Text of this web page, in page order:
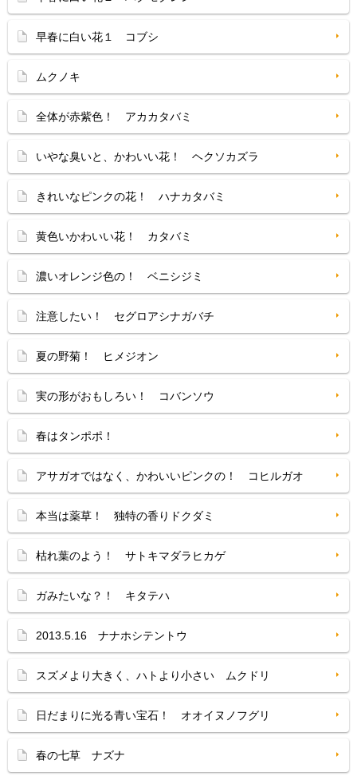
早春に白い花１ コブシ
ムクノキ
全体が赤紫色！ アカカタバミ
いやな臭いと、かわいい花！ ヘクソカズラ
きれいなピンクの花！ ハナカタバミ
黄色いかわいい花！ カタバミ
濃いオレンジ色の！ ベニシジミ
注意したい！ セグロアシナガバチ
夏の野菊！ ヒメジオン
実の形がおもしろい！ コバンソウ
春はタンポポ！
アサガオではなく、かわいいピンクの！ コヒルガオ
本当は薬草！ 独特の香りドクダミ
枯れ葉のよう！ サトキマダラヒカゲ
ガみたいな？！ キタテハ
2013.5.16 ナナホシテントウ
スズメより大きく、ハトより小さい ムクドリ
日だまりに光る青い宝石！ オオイヌノフグリ
春の七草 ナズナ